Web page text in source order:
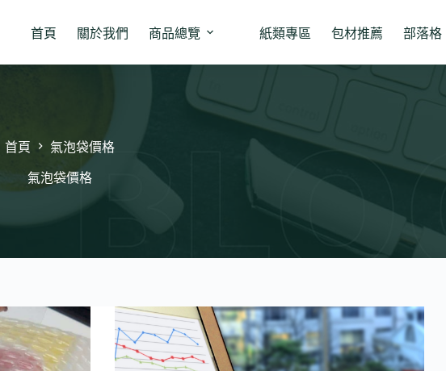
首頁 關於我們 商品總覽 紙類專區 包材推薦 部落格
首頁 氣泡袋價格
氣泡袋價格